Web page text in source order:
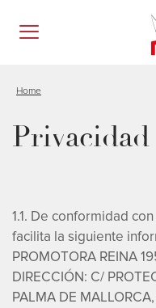
Home
Privacidad
1.1. De conformidad
facilita la siguiente
PROMOTORA REINA
DIRECCIÓN: C/
PALMA DE